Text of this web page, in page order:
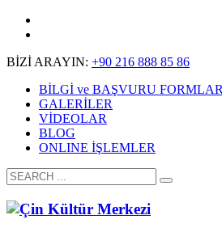
BİZİ ARAYIN: +90 216 888 85 86
BİLGİ ve BAŞVURU
GALERİLER
VİDEOLAR
BLOG
ONLINE İŞLEMLER